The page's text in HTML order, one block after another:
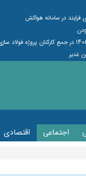
فرایند در سامانه هواکش
غدیر
اجتماعی اقتصادی